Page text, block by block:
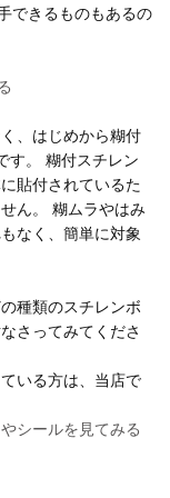
できるものもあるの
、はじめから糊付
す。 糊付スチレン
貼付されているた
ん。 糊ムラやはみ
なく、簡単に対象
種類のスチレンボ
さってみてくださ
いる方は、当店で
シールを見てみる